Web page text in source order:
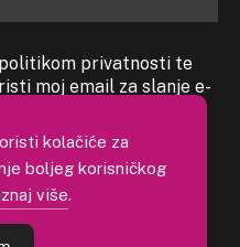
privatnosti te
moj email za slanje e-
kolačiće za
boljeg korisničkog
više.